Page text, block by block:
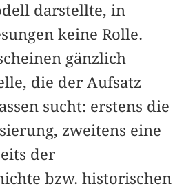
darstellte, in
keine Rolle.
gänzlich
die der Aufsatz
sucht: erstens die
zweitens eine
der
bzw. historischen